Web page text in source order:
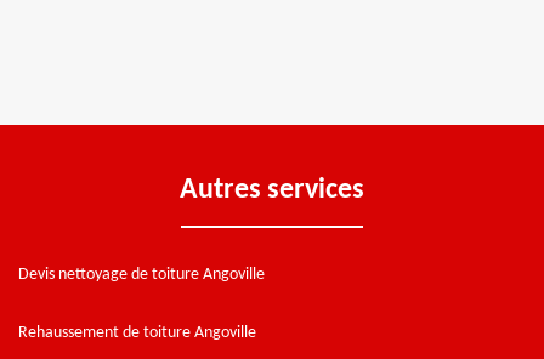
Autres services
Devis nettoyage de toiture Angoville
Rehaussement de toiture Angoville